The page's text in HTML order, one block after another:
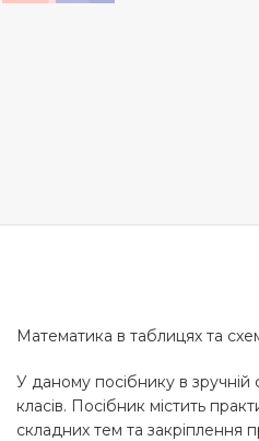
Математика в таблицях та
У даному посібнику в
класів. Посібник містить
складних тем та закріплення